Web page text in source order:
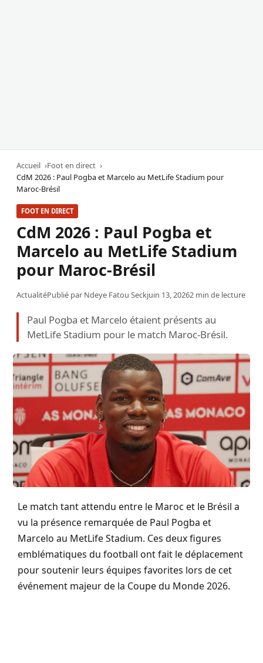
Accueil
Foot en direct
CdM 2026 : Paul Pogba et Marcelo au MetLife Stadium pour
Maroc-Brésil
FOOT EN DIRECT
CdM 2026 : Paul Pogba et
Marcelo au MetLife Stadium
pour Maroc-Brésil
ActualitéPublié par Ndeye Fatou Seckjuin 13, 20262 min de lecture
Paul Pogba et Marcelo étaient présents au
MetLife Stadium pour le match Maroc-Brésil.
Le match tant attendu entre le Maroc et le Brésil a
vu la présence remarquée de Paul Pogba et
Marcelo au MetLife Stadium. Ces deux figures
emblématiques du football ont fait le déplacement
pour soutenir leurs équipes favorites lors de cet
événement majeur de la Coupe du Monde 2026.